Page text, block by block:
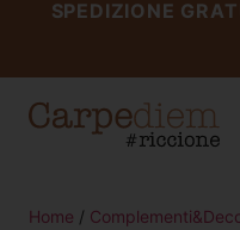
SPEDIZIONE
Home /